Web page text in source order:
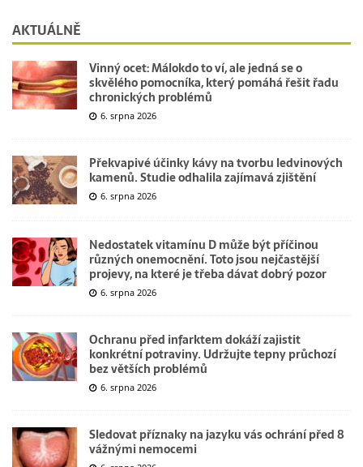
AKTUÁLNĚ
Vinný ocet: Málokdo to ví, ale jedná se o
skvělého pomocníka, který pomáhá řešit řadu
chronických problémů
6. srpna 2026
Překvapivé účinky kávy na tvorbu ledvinových
kamenů. Studie odhalila zajímavá zjištění
6. srpna 2026
Nedostatek vitamínu D může být příčinou
různých onemocnění. Toto jsou nejčastější
projevy, na které je třeba dávat dobrý pozor
6. srpna 2026
Ochranu před infarktem dokáží zajistit
konkrétní potraviny. Udržujte tepny průchozí
bez větších problémů
6. srpna 2026
Sledovat příznaky na jazyku vás ochrání před 8
vážnými nemocemi